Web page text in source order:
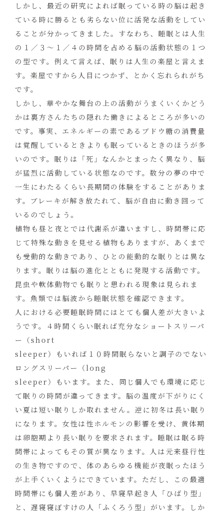
しかし、最近の研究によれば眠っている時の脳は起き
ている時に勝るとも劣らない位に活発な活動をしてい
ることが分かってきました。すなわち、睡眠とは人生
の１／３～１／４の時間を占める脳の活動状態の１つ
の型です。例えて言えば、眠りは人生の楽屋と言えま
す。楽屋ですから人目につかず、とかく忘れられがち
です。
しかし、華やかな舞台の上の活動がうまくいくかどう
かは裏方さんたちの隠れた働きによるところが多いの
です。事実、エネルギーの素であるブドウ糖の消費量
は覚醒しているときよりも眠っているときのほうが多
いのです。眠りは「死」なんかとまったく異なり、脳
が猛烈に活動している状態なのです。数分の夢の中で
一生にわたるくらい長期間の体験をすることがありま
す。ブレーキが解き放たれて、脳が自由に動き回って
いるのでしょう。
植物も昼と夜とでは代謝系が違いますし、時間帯に応
じて特殊な動きを見せる植物もありますが、あくまで
も受動的な動きであり、ひとの能動的な眠りとは異な
ります。眠りは脳の進化とともに発現する活動です。
昆虫や軟体動物でも眠りと思われる現象は見られま
す。魚類では脳波から睡眠状態を確認できます。
人における必要睡眠時間にはとても個人差が大きいよ
うです。４時間くらい眠れば充分なショートスリーパ
ー（short
sleeper）もいれば１０時間眠らないと調子のでない
ロングスリーパー（long
sleeper）もいます。また、同じ個人でも環境に応じ
て眠りの時間が違ってきます。脳の温度が下がりにく
い夏は短い眠りしか取れません。逆に初冬は長い眠り
になります。女性は性ホルモンの影響を受け、黄体期
は卵胞期より長い眠りを要求されます。睡眠は眠る時
間帯によってもその質が異なります。人は元来昼行性
の生き物ですので、体のあらゆる機能が夜眠ったほう
が上手くいくようにできています。ただし、この最適
時間帯にも個人差があり、早寝早起き人「ひばり型」
と、遅寝寝ぼすけの人「ふくろう型」がいます。しか